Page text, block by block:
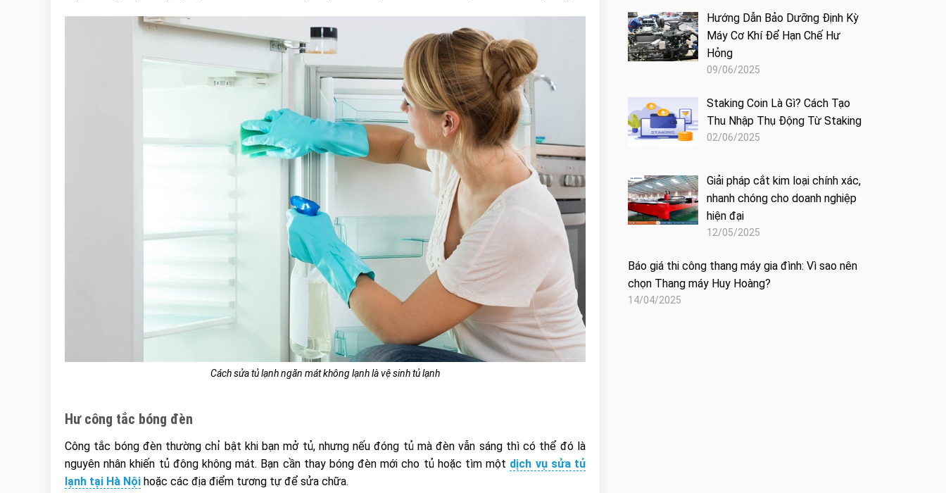
Cách sửa tủ lạnh ngăn mát không lạnh là vệ sinh tủ lạnh
Hư công tắc bóng đèn
Công tắc bóng đèn thường chỉ bật khi bạn mở tủ, nhưng nếu đóng tủ mà đèn vẫn sáng thì có thể đó là
nguyên nhân khiến tủ đông không mát. Bạn cần thay bóng đèn mới cho tủ hoặc tìm một dịch vụ sửa tủ
lạnh tại Hà Nội hoặc các địa điểm tương tự để sửa chữa.
Hướng Dẫn Bảo Dưỡng Định Kỳ
Máy Cơ Khí Để Hạn Chế Hư
Hỏng
09/06/2025
Staking Coin Là Gì? Cách Tạo
Thu Nhập Thụ Động Từ Staking
02/06/2025
Giải pháp cắt kim loại chính xác,
nhanh chóng cho doanh nghiệp
hiện đại
12/05/2025
Báo giá thi công thang máy gia đình: Vì sao nên
chọn Thang máy Huy Hoàng?
14/04/2025